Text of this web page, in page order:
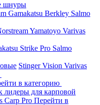
шнуры
Gamakatsu Berkley Salmo
Yamatoyo Varivas
Strike Pro Salmo
StingerVision Varivas
в категорию
для карповой
Carp Pro Перейти в